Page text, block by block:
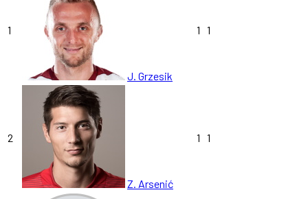
1
J. Grzesik
1 1
2
Z. Arsenić
1 1